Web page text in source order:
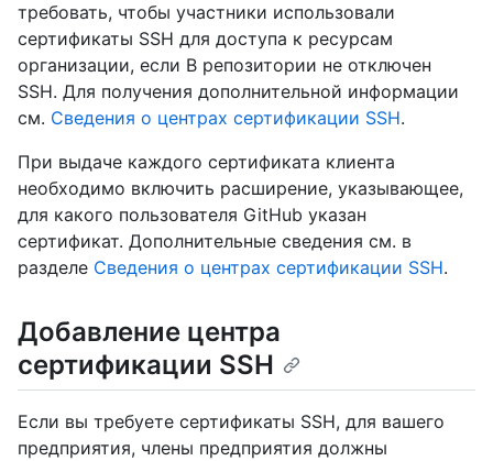
требовать, чтобы участники использовали
сертификаты SSH для доступа к ресурсам
организации, если В репозитории не отключен
SSH. Для получения дополнительной информации
см. Сведения о центрах сертификации SSH.
При выдаче каждого сертификата клиента
необходимо включить расширение, указывающее,
для какого пользователя GitHub указан
сертификат. Дополнительные сведения см. в
разделе Сведения о центрах сертификации SSH.
Добавление центра
сертификации SSH
Если вы требуете сертификаты SSH, для вашего
предприятия, члены предприятия должны